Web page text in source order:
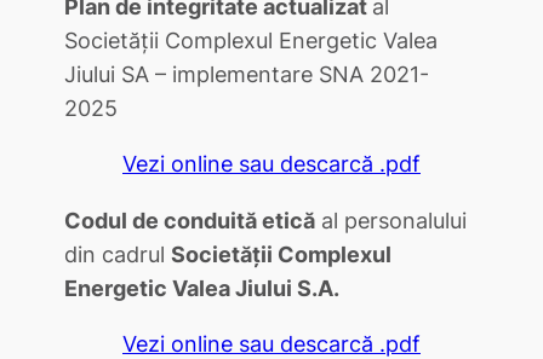
Plan de integritate actualizat al
Societăţii Complexul Energetic Valea
Jiului SA – implementare SNA 2021-
2025
Vezi online sau descarcă .pdf
Codul de conduită eticăal personalului
din cadrul Societăţii Complexul
Energetic Valea Jiului S.A.
Vezi online sau descarcă .pdf